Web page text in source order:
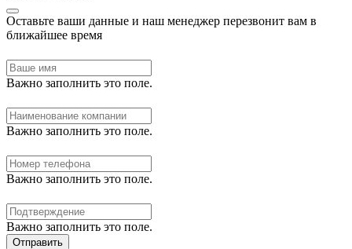
Оставьте ваши данные и наш менеджер перезвонит вам в
ближайшее время
Важно заполнить это поле.
Важно заполнить это поле.
Важно заполнить это поле.
Важно заполнить это поле.
Отправить